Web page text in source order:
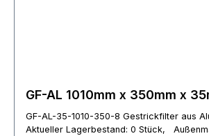
GF-AL 1010mm x 350mm x
GF-AL-35-1010-350-8 Gestrickfilter aus
Aktueller Lagerbestand: 0 Stück,